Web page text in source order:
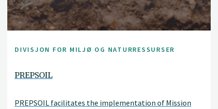
DIVISJON FOR MILJØ OG NATURRESSURSER
PREPSOIL
PREPSOIL facilitates the implementation of Mission